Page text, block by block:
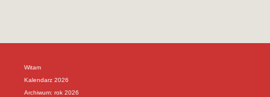
Witam
Kalendarz 2026
Archiwum: rok 2026